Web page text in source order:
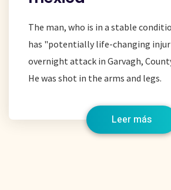
The man, who is in a stable
has "potentially life-changing
overnight attack in Garvagh,
He was shot in the arms and legs.
Leer más